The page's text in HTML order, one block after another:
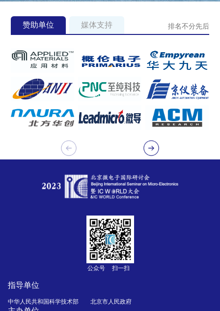
赞助单位 媒体支持 排名不分先后
指导单位
中华人民共和国科学技术部 北京市人民政府
公众号 扫一扫